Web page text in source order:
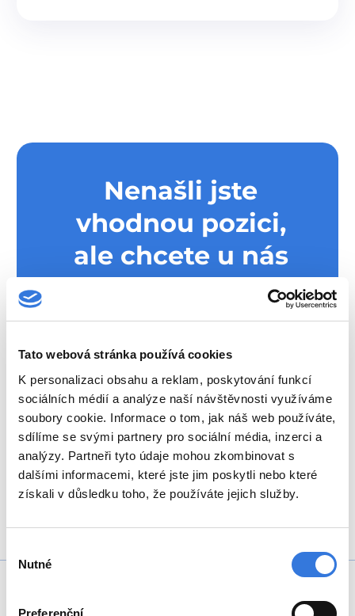
Tato webová stránka používá cookies
K personalizaci obsahu a reklam, poskytování funkcí
sociálních médií a analýze naší návštěvnosti využíváme
soubory cookie. Informace o tom, jak náš web používáte,
sdílíme se svými partnery pro sociální média, inzerci a
analýzy. Partneři tyto údaje mohou zkombinovat s
dalšími informacemi, které jste jim poskytli nebo které
získali v důsledku toho, že používáte jejich služby.
souhlasu
Nutné
Preferenční
Nenašli jste
vhodnou pozici,
ale chcete u nás
pracovat?
Napište nebo zavolejte,
uvidíme co se dá dělat.
+420 317 756 565
pam@hospital-bn.cz